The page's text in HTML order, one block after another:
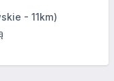
- 11km)